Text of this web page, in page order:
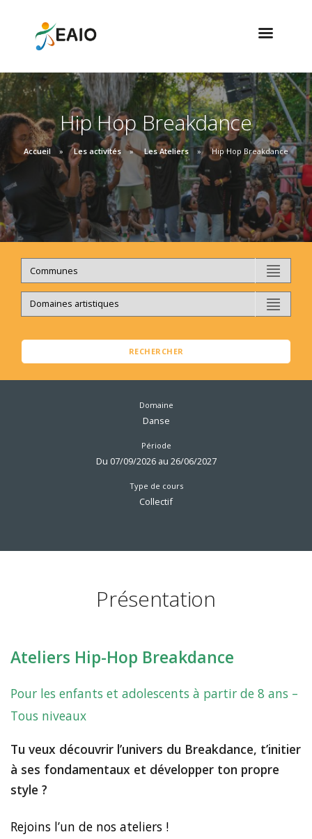
Hip Hop Breakdance
Accueil Les activités Les Ateliers Hip Hop Breakdance
RECHERCHER
Domaine
Danse
Période
Du 07/09/2026 au 26/06/2027
Type de cours
Collectif
Présentation
Ateliers Hip-Hop Breakdance
Pour les enfants et adolescents à partir de 8 ans –
Tous niveaux
Tu veux découvrir l’univers du Breakdance, t’initier
à ses fondamentaux et développer ton propre
style ?
Rejoins l’un de nos ateliers !